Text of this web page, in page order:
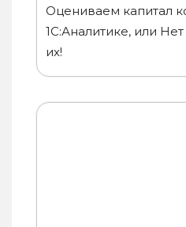
Оцениваем капитал
1С:Аналитике, или
их!